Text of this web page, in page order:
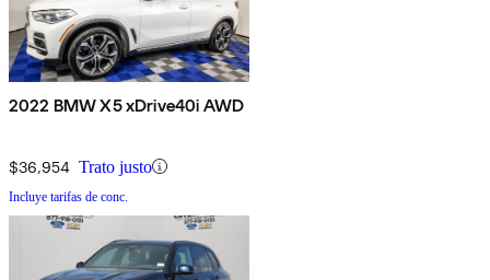
2022 BMW X5 xDrive40i AWD
$36,954 Trato justo
Incluye tarifas de conc.